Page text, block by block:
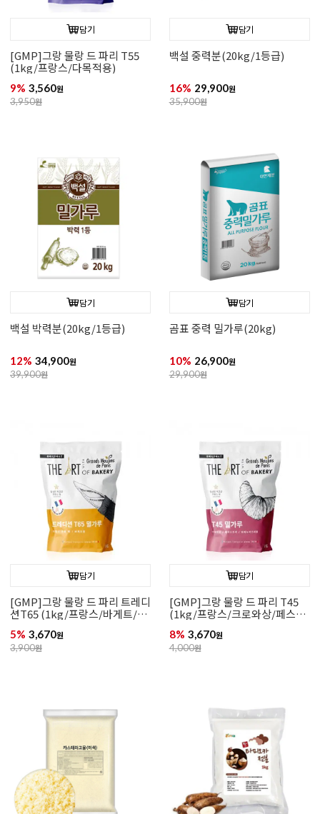
담기
[GMP]그랑 물랑 드 파리 T55
(1kg/프랑스/다목적용)
9% 3,560원
3,950원
담기
백설 중력분(20kg/1등급)
16% 29,900원
35,900원
담기
백설 박력분(20kg/1등급)
12% 34,900원
39,900원
담기
곰표 중력 밀가루(20kg)
10% 26,900원
29,900원
담기
[GMP]그랑 물랑 드 파리 트레디
션T65 (1kg/프랑스/바게트/치
5% 3,670원
3,900원
담기
[GMP]그랑 물랑 드 파리 T45
(1kg/프랑스/크로와상/페스츄
8% 3,670원
4,000원